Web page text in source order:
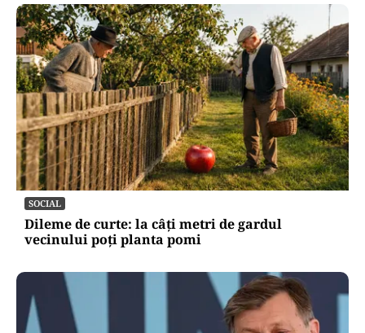
SOCIAL
Dileme de curte: la câți metri de gardul
vecinului poți planta pomi